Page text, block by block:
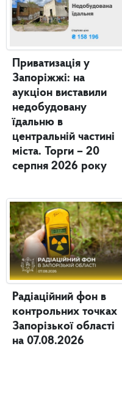
Приватизація у
Запоріжжі: на
аукціон виставили
недобудовану
їдальню в
центральній частині
міста. Торги – 20
серпня 2026 року
Радіаційний фон в
контрольних точках
Запорізької області
на 07.08.2026